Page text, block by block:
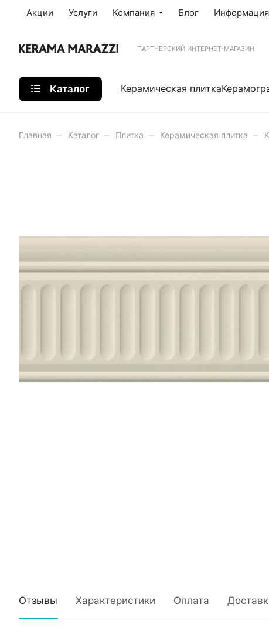
Акции Услуги Компания Блог Информация
ПАРТНЕРСКИЙ ИНТЕРНЕТ-МАГАЗИН
Каталог Керамическая плитка
Главная – Каталог – Плитка – Керамическая плитка –
Отзывы Характеристики Оплата